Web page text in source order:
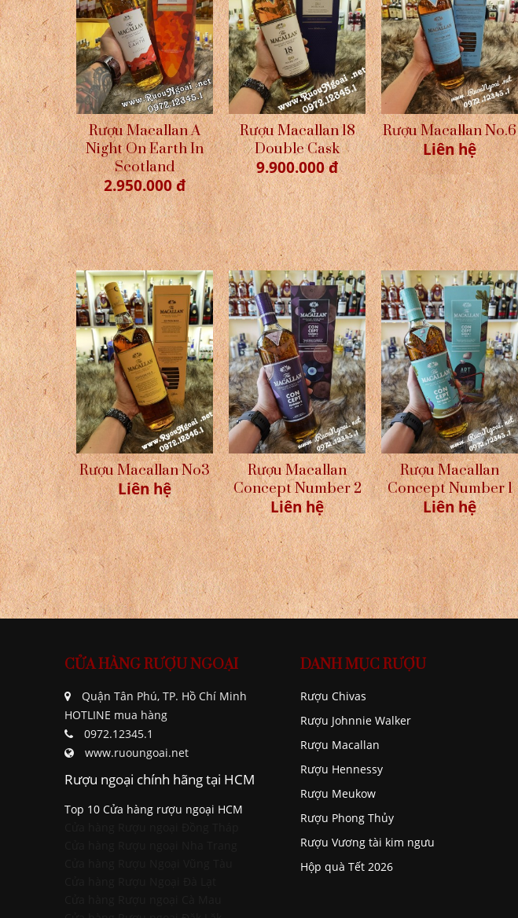
Rượu Macallan A
Night On Earth In
Scotland
2.950.000 đ
Rượu Macallan 18
Double Cask
9.900.000 đ
Rượu Macallan No.6
Liên hệ
Rượu Macallan No3
Liên hệ
Rượu Macallan
Concept Number 2
Liên hệ
Rượu Macallan
Concept Number 1
Liên hệ
CỬA HÀNG RƯỢU NGOẠI
Quận Tân Phú, TP. Hồ Chí Minh
HOTLINE mua hàng
0972.12345.1
www.ruoungoai.net
Rượu ngoại chính hãng tại HCM
Top 10 Cửa hàng rượu ngoại HCM
DANH MỤC RƯỢU
Rượu Chivas
Rượu Johnnie Walker
Rượu Macallan
Rượu Hennessy
Rượu Meukow
Rượu Phong Thủy
Rượu Vương tài kim ngưu
Hộp quà Tết 2026